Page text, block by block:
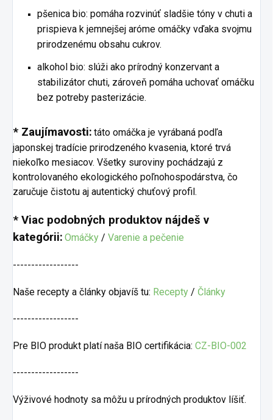
pšenica bio: pomáha rozvinúť sladšie tóny v chuti a
prispieva k jemnejšej aróme omáčky vďaka svojmu
prirodzenému obsahu cukrov.
alkohol bio: slúži ako prírodný konzervant a
stabilizátor chuti, zároveň pomáha uchovať omáčku
bez potreby pasterizácie.
* Zaujímavosti: táto omáčka je vyrábaná podľa
japonskej tradície prirodzeného kvasenia, ktoré trvá
niekoľko mesiacov. Všetky suroviny pochádzajú z
kontrolovaného ekologického poľnohospodárstva, čo
zaručuje čistotu aj autentický chuťový profil.
* Viac podobných produktov nájdeš v
kategórii: Omáčky / Varenie a pečenie
------------------
Naše recepty a články objavíš tu: Recepty / Články
------------------
Pre BIO produkt platí naša BIO certifikácia: CZ-BIO-002
------------------
Výživové hodnoty sa môžu u prírodných produktov líšiť.